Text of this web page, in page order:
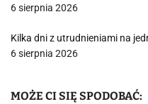
6 sierpnia 2026
Kilka dni z utrudnieniami na
6 sierpnia 2026
MOŻE CI SIĘ SPODOBAĆ: